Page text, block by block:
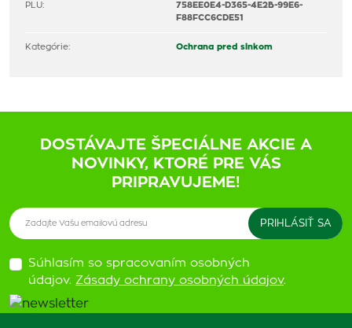
PLU:
758EE0E4-D365-4E2B-99E6-
F88FCC6CDE51
Kategórie: Ochrana pred slnkom
DOSTÁVAJTE ŠPECIÁLNE AKCIE A
NOVINKY, KTORÉ PRE VÁS
PRIPRAVUJEME!
Súhlasím so spracovaním osobných
údajov. Zásady ochrany osobných údajov.